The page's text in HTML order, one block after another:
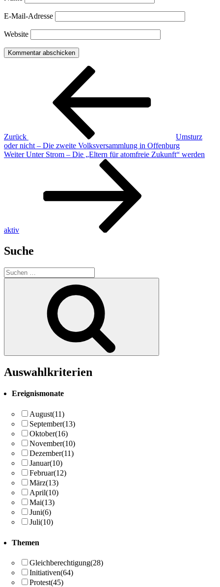
E-Mail-Adresse
Website
Beitragsnavigation
Zurück
Umsturz
oder nicht – Die zweite Volksversammlung in Offenburg
Nächster
Weiter Unter Strom – Die „Eltern für atomfreie Zukunft“ werden
aktiv
Suche
Suchen
nach:
Auswahlkriterien
Ereignismonate
August(11)
September(13)
Oktober(16)
November(10)
Dezember(11)
Januar(10)
Februar(12)
März(13)
April(10)
Mai(13)
Juni(6)
Juli(10)
Themen
Gleichberechtigung(28)
Initiativen(64)
Protest(45)